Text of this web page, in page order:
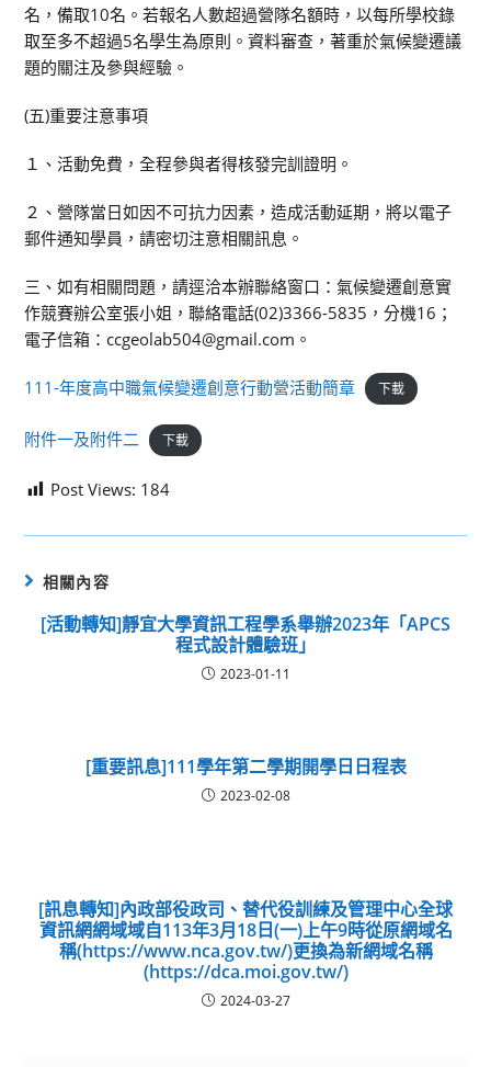
名，備取10名。若報名人數超過營隊名額時，以每所學校錄
取至多不超過5名學生為原則。資料審查，著重於氣候變遷議
題的關注及參與經驗。
(五)重要注意事項
１、活動免費，全程參與者得核發完訓證明。
２、營隊當日如因不可抗力因素，造成活動延期，將以電子
郵件通知學員，請密切注意相關訊息。
三、如有相關問題，請逕洽本辦聯絡窗口：氣候變遷創意實
作競賽辦公室張小姐，聯絡電話(02)3366-5835，分機16；
電子信箱：ccgeolab504@gmail.com。
111-年度高中職氣候變遷創意行動營活動簡章 下載
附件一及附件二 下載
Post Views: 184
相關內容
[活動轉知]靜宜大學資訊工程學系舉辦2023年「APCS
程式設計體驗班」
2023-01-11
[重要訊息]111學年第二學期開學日日程表
2023-02-08
[訊息轉知]內政部役政司、替代役訓練及管理中心全球
資訊網網域域自113年3月18日(一)上午9時從原網域名
稱(https://www.nca.gov.tw/)更換為新網域名稱
(https://dca.moi.gov.tw/)
2024-03-27